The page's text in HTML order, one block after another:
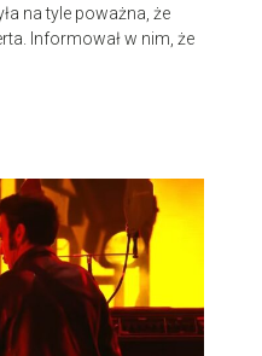
na tyle poważna, że
Informował w nim, że